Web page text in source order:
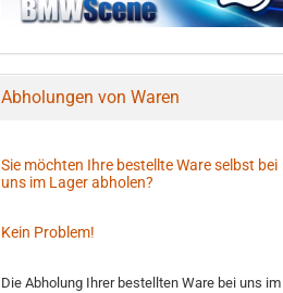
Abholungen von Waren
Sie möchten Ihre bestellte Ware selbst bei
uns im Lager abholen?
Kein Problem!
Die Abholung Ihrer bestellten Ware bei uns im